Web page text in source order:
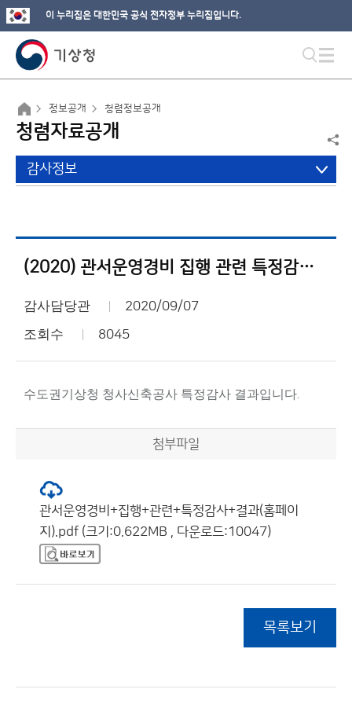
이 누리집은 대한민국 공식 전자정부 누리집입니다.
정보공개 청렴정보공개
청렴자료공개
감사정보
(2020) 관서운영경비 집행 관련 특정감사 결과
감사담당관 2020/09/07
조회수 8045
수도권기상청 청사신축공사 특정감사 결과입니다.
첨부파일
관서운영경비+집행+관련+특정감사+결과(홈페이
지).pdf (크기:0.622MB , 다운로드:10047)
목록보기